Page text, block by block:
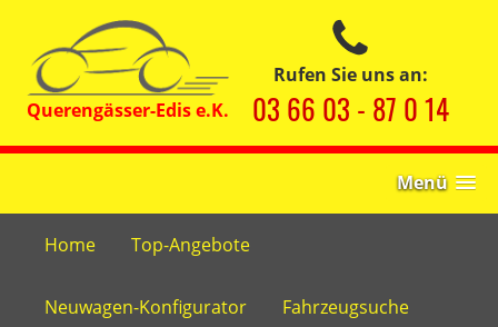
Rufen Sie uns an:
03 66 03 - 87 0 14
Menü
Home Top-Angebote
Neuwagen-Konfigurator Fahrzeugsuche